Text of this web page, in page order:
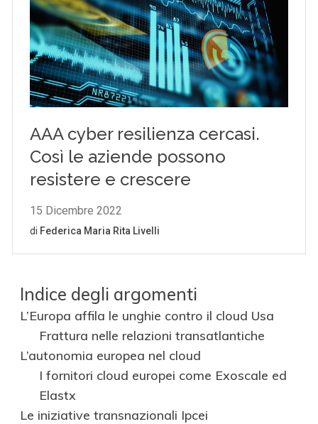
Indice degli argomenti
L’Europa affila le unghie contro il cloud Usa
Frattura nelle relazioni transatlantiche
L’autonomia europea nel cloud
I fornitori cloud europei come Exoscale ed
Elastx
Le iniziative transnazionali Ipcei